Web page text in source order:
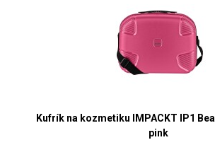
Kufrík na kozmetiku IMPACKT IP1
pink